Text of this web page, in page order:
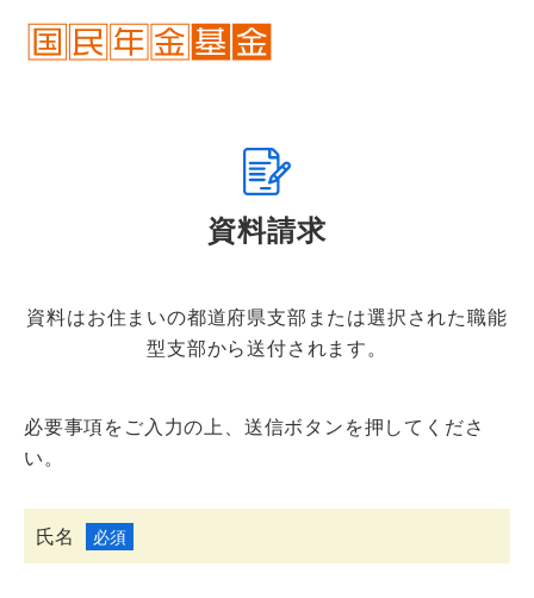
資料請求
資料はお住まいの都道府県支部または選択された職能
型支部から送付されます。
必要事項をご入力の上、送信ボタンを押してくださ
い。
氏名 必須